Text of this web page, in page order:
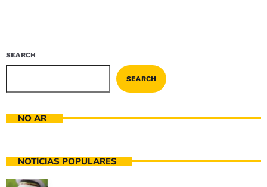
SEARCH
SEARCH
NO AR
NOTÍCIAS POPULARES